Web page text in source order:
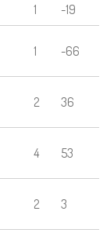
1 -19
1 -66
2 36
4 53
2 3